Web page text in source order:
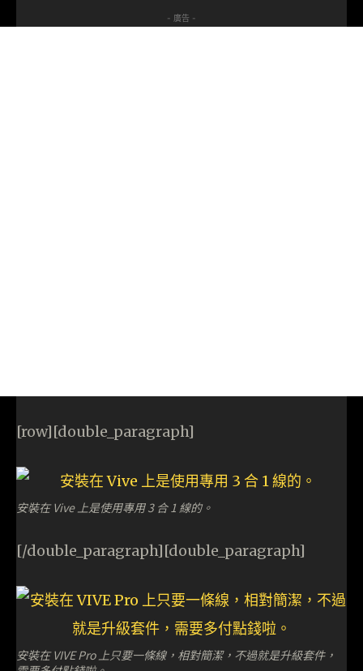
- 廣告 -
[row][double_paragraph]
安裝在 Vive 上是使用專用 3 合 1 線的。
[/double_paragraph][double_paragraph]
安裝在 VIVE Pro 上只要一條線，相對簡潔，不過就是升級套件，